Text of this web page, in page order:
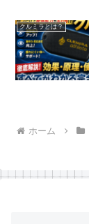
クルミラとは？
ホーム